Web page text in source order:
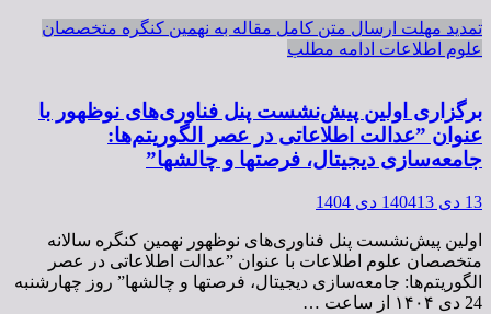
تمدید مهلت ارسال متن کامل مقاله به نهمین کنگره متخصصان
علوم اطلاعات ادامه مطلب
برگزاری اولین پیش‌نشست پنل فناوری‌های نوظهور با
عنوان ”عدالت اطلاعاتی در عصر الگوریتم‌ها:
جامعه‌سازی دیجیتال، فرصتها و چالشها”
13 دی 1404 13 دی 1404
اولین پیش‌نشست پنل فناوری‌های نوظهور نهمین کنگره سالانه
متخصصان علوم اطلاعات با عنوان ”عدالت اطلاعاتی در عصر
الگوریتم‌ها: جامعه‌سازی دیجیتال، فرصتها و چالشها” روز چهار‌شنبه
24 دی ۱۴۰۴ از ساعت …